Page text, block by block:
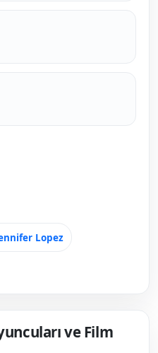
Lopez
ve Film